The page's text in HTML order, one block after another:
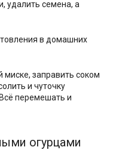
удалить семена, а
миске, заправить соком
и чуточку
перемешать и
огурцами